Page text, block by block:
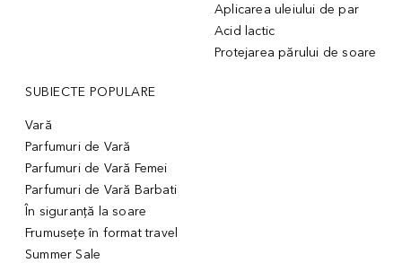
Aplicarea uleiului de par
Acid lactic
Protejarea părului de soare
SUBIECTE POPULARE
Vară
Parfumuri de Vară
Parfumuri de Vară Femei
Parfumuri de Vară Barbati
În siguranță la soare
Frumusețe în format travel
Summer Sale